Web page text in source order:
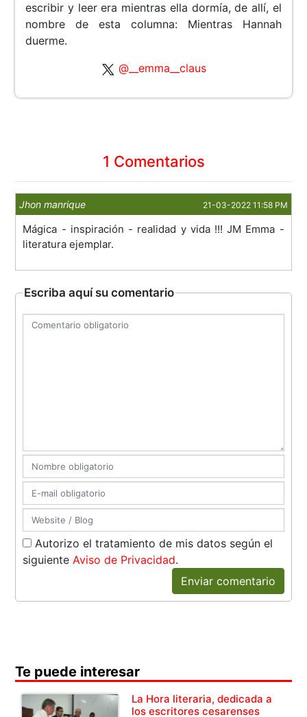
escribir y leer era mientras ella dormía, de allí, el
nombre de esta columna: Mientras Hannah
duerme.
@__emma__claus
1 Comentarios
Jhon manrique 21-03-2022 11:58 PM
Mágica - inspiración - realidad y vida !!! JM Emma -
literatura ejemplar.
Escriba aquí su comentario
Autorizo el tratamiento de mis datos según el
siguienteAviso de Privacidad.
Enviar comentario
Te puede interesar
La Hora literaria, dedicada a
los escritores cesarenses